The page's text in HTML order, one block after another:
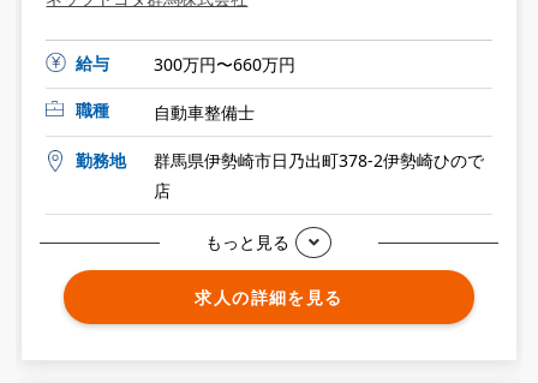
給与
300万円〜660万円
職種
自動車整備士
勤務地
群馬県伊勢崎市日乃出町378-2伊勢崎ひので
店
もっと見る
求人の詳細を見る